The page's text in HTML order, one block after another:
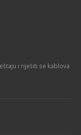
i riješiti se kablova